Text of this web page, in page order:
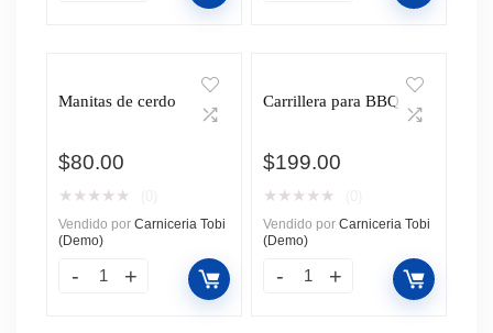
Manitas de cerdo
$80.00
★ ★ ★ ★ ★
Vendido por Carniceria Tobi
(Demo)
Carrillera para BBQ
$199.00
★ ★ ★ ★ ★
Vendido por Carniceria Tobi
(Demo)